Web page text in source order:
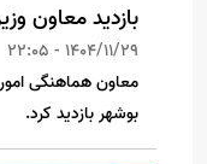
بازدید معاون
1404/11/29 - 22:05
معاون هماهنگی
بوشهر بازدید کرد.